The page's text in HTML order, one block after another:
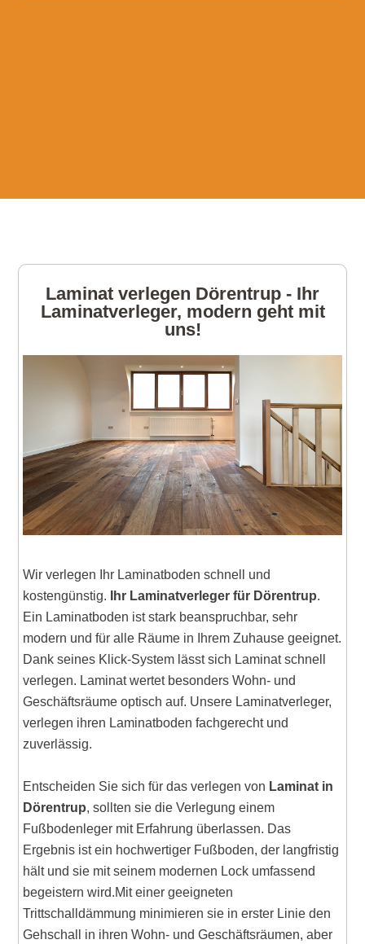
Laminat verlegen Dörentrup - Ihr
Laminatverleger, modern geht mit
uns!
Wir verlegen Ihr Laminatboden schnell und
kostengünstig.
Ihr Laminatverleger für Dörentrup.
Ein Laminatboden ist stark beanspruchbar, sehr
modern und für alle Räume in Ihrem Zuhause geeignet.
Dank seines Klick-System lässt sich Laminat schnell
verlegen. Laminat wertet besonders Wohn- und
Geschäftsräume optisch auf. Unsere Laminatverleger,
verlegen ihren Laminatboden fachgerecht und
zuverlässig.
Entscheiden Sie sich für das verlegen von Laminat in
Dörentrup, sollten sie die Verlegung einem
Fußbodenleger mit Erfahrung überlassen. Das
Ergebnis ist ein hochwertiger Fußboden, der langfristig
hält und sie mit seinem modernen Lock umfassend
begeistern wird.Mit einer geeigneten
Trittschalldämmung minimieren sie in erster Linie den
Gehschall in ihren Wohn- und Geschäftsräumen, aber